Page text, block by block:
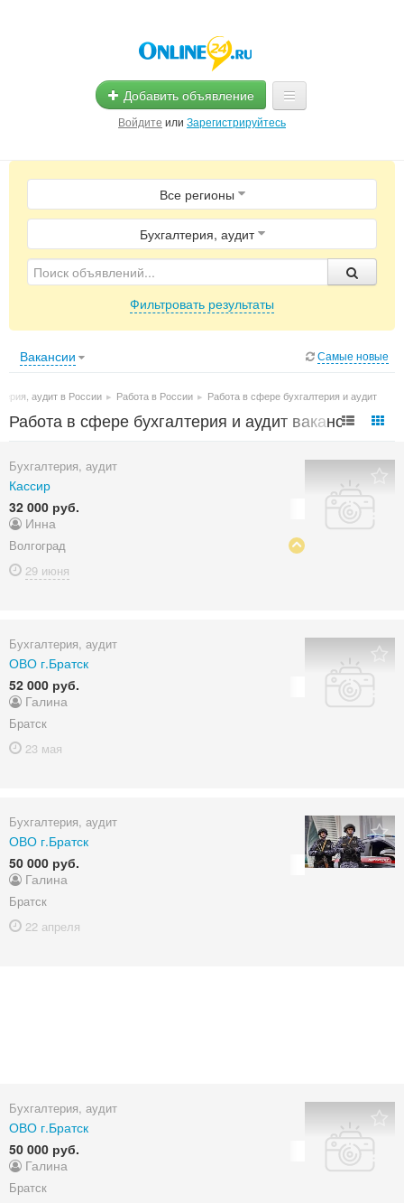
Добавить объявление
Войдите или Зарегистрируйтесь
Главная
Помощь
Услуги
Магазины
Все регионы
Бухгалтерия, аудит
Фильтровать результаты
Вакансии Самые новые
аудит в России ▸ Работа в России ▸ Работа в сфере бухгалтерия и аудит
Работа в сфере бухгалтерия и аудит вакансии в
Бухгалтерия, аудит
Кассир
32 000 руб.
Инна
Волгоград
29 июня
Бухгалтерия, аудит
ОВО г.Братск
52 000 руб.
Галина
Братск
23 мая
Бухгалтерия, аудит
ОВО г.Братск
50 000 руб.
Галина
Братск
22 апреля
Бухгалтерия, аудит
ОВО г.Братск
50 000 руб.
Галина
Братск